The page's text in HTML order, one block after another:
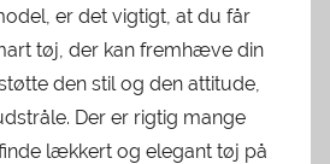
er det vigtigt, at du får
tøj, der kan fremhæve din
den stil og den attitude,
Der er rigtig mange
lækkert og elegant tøj på